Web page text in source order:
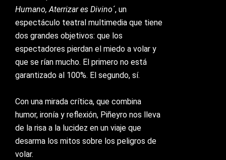
Humano, Aterrizar es Divino´, un
espectáculo teatral multimedia que tiene
dos grandes objetivos: que los
espectadores pierdan el miedo a volar y
que se rían mucho. El primero no está
garantizado al 100%. El segundo, sí.
Con una mirada crítica, que combina
humor, ironía y reflexión, Piñeyro nos lleva
de la risa a la lucidez en un viaje que
desarma los mitos sobre los peligros de
volar.